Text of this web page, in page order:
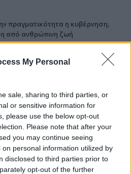
My Personal
sale, sharing to third parties, or
or sensitive information for
please use the below opt-out
Please note that after your
you may continue seeing
personal information utilized by
disclosed to third parties prior to
opt-out of the further
πραγματικότητα η κυβέρνηση,
από ανθρώπινη ζωή
δυνάμεις στην πυρκαγιά
Πλατανιά» - Εγκαίνια
& Φωτογραφίας
βλάστηση στο